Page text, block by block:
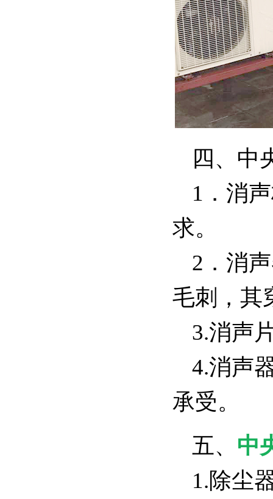
四、中
1．消
求。
2．消
毛刺，其
3.消声
4.消声
承受。
五、 中
1.除尘